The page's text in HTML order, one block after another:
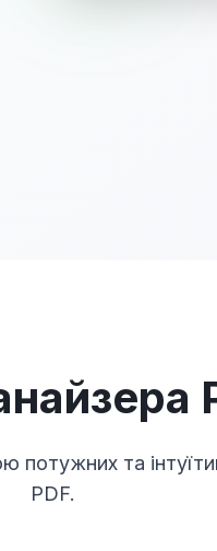
потужних та
PDF.